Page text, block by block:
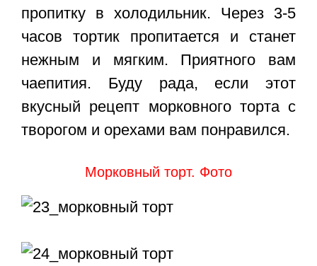
пропитку в холодильник. Через 3-5
часов тортик пропитается и станет
нежным и мягким. Приятного вам
чаепития. Буду рада, если этот
вкусный рецепт морковного торта с
творогом и орехами вам понравился.
Морковный торт. Фото